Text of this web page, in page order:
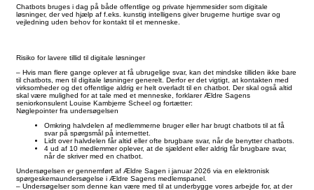
Chatbots bruges i dag på både offentlige og private hjemmesider som digitale
løsninger, der ved hjælp af f.eks. kunstig intelligens giver brugerne hurtige svar og
vejledning uden behov for kontakt til et menneske.
Risiko for lavere tillid til digitale løsninger
– Hvis man flere gange oplever at få ubrugelige svar, kan det mindske tilliden ikke bare
til chatbots, men til digitale løsninger generelt. Derfor er det vigtigt, at kontakten med
virksomheder og det offentlige aldrig er helt overladt til en chatbot. Der skal også altid
skal være mulighed for at tale med et menneske, forklarer Ældre Sagens
seniorkonsulent Louise Kambjerre Scheel og fortætter:
Nøglepointer fra undersøgelsen
Omkring halvdelen af medlemmerne bruger eller har brugt chatbots til at få
svar på spørgsmål på internettet.
Lidt over halvdelen får altid eller ofte brugbare svar, når de benytter chatbots.
4 ud af 10 medlemmer oplever, at de sjældent eller aldrig får brugbare svar,
når de skriver med en chatbot.
Undersøgelsen er gennemført af Ældre Sagen i januar 2026 via en elektronisk
spørgeskemaundersøgelse i Ældre Sagens medlemspanel.
– Undersøgelser som denne kan være med til at underbygge vores arbejde for, at der